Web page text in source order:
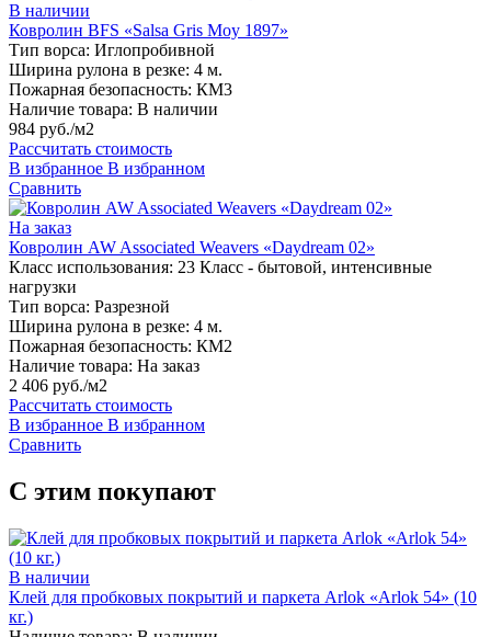
В наличии
Ковролин BFS «Salsa Gris Moy 1897»
Тип ворса: Иглопробивной
Ширина рулона в резке: 4 м.
Пожарная безопасность: КМ3
Наличие товара: В наличии
984 руб./м2
Рассчитать стоимость
В избранное В избранном
Сравнить
На заказ
Ковролин AW Associated Weavers «Daydream 02»
Класс использования: 23 Класс - бытовой, интенсивные
нагрузки
Тип ворса: Разрезной
Ширина рулона в резке: 4 м.
Пожарная безопасность: КМ2
Наличие товара: На заказ
2 406 руб./м2
Рассчитать стоимость
В избранное В избранном
Сравнить
С этим покупают
В наличии
Клей для пробковых покрытий и паркета Arlok «Arlok 54» (10
кг.)